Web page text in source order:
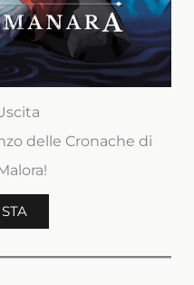
delle Cronache di